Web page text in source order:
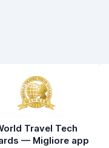
Travel Tech
— Migliore app